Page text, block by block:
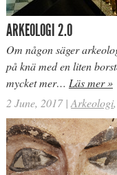
ARKEOLOGI 2.0
Om någon säger
på knä med en liten
mycket mer… Läs mer »
2 June, 2017 | Arkeologi,